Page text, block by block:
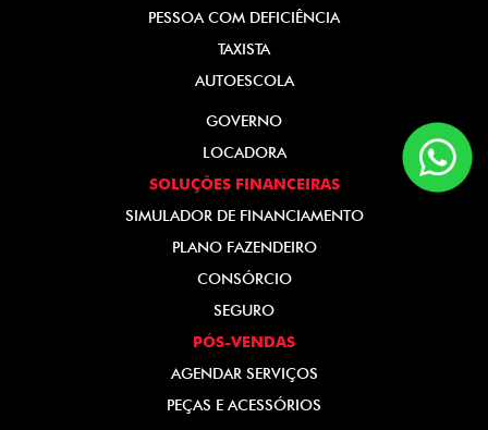
PESSOA COM DEFICIÊNCIA
TAXISTA
AUTOESCOLA
GOVERNO
LOCADORA
SOLUÇÕES FINANCEIRAS
SIMULADOR DE FINANCIAMENTO
PLANO FAZENDEIRO
CONSÓRCIO
SEGURO
PÓS-VENDAS
AGENDAR SERVIÇOS
PEÇAS E ACESSÓRIOS